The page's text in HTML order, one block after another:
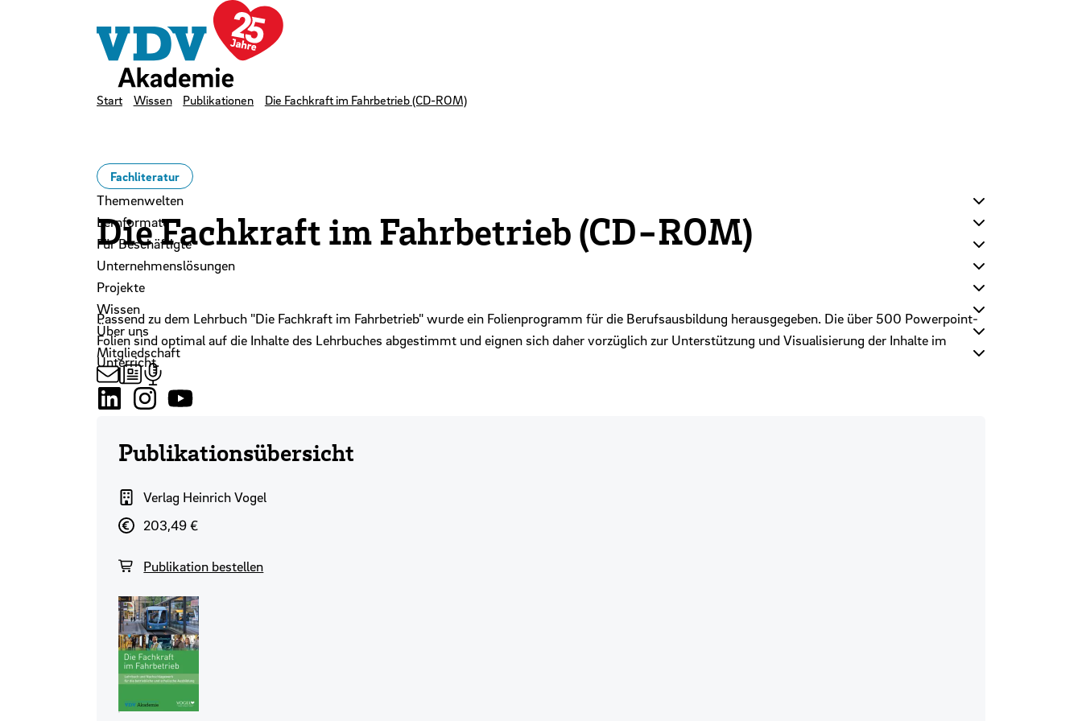
Themenwelten
Lernformate
Für Beschäftigte
Unternehmenslösungen
Projekte
Wissen
Über uns
Mitgliedschaft
Start Wissen Publikationen Die Fachkraft im Fahrbetrieb (CD-ROM)
Fachliteratur
Die Fachkraft im Fahrbetrieb (CD-ROM)
Passend zu dem Lehrbuch "Die Fachkraft im Fahrbetrieb" wurde ein Folienprogramm für die Berufsausbildung herausgegeben. Die über 500 Powerpoint-
Folien sind optimal auf die Inhalte des Lehrbuches abgestimmt und eignen sich daher vorzüglich zur Unterstützung und Visualisierung der Inhalte im
Unterricht.
Publikationsübersicht
VerlagVerlag Heinrich Vogel
Normalpreis
203,49 €
Publikation bestellen